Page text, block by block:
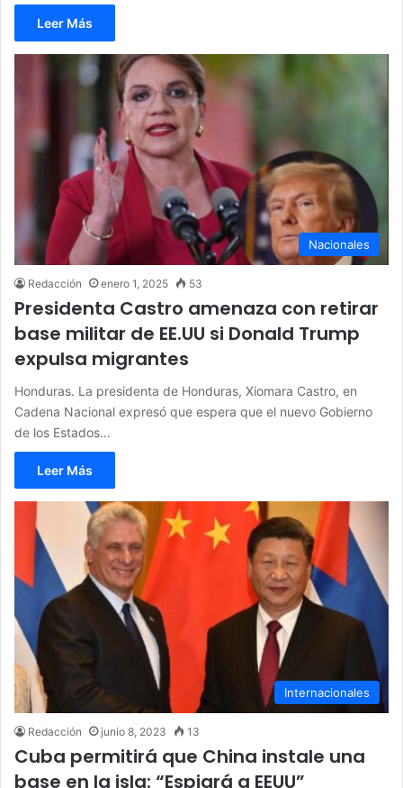
Leer Más
Nacionales
Redacción enero 1, 2025 53
Presidenta Castro amenaza con retirar
base militar de EE.UU si Donald Trump
expulsa migrantes
Honduras. La presidenta de Honduras, Xiomara Castro, en
Cadena Nacional expresó que espera que el nuevo Gobierno
de los Estados…
Leer Más
Internacionales
Redacción junio 8, 2023 13
Cuba permitirá que China instale una
base en la isla: “Espiará a EEUU”